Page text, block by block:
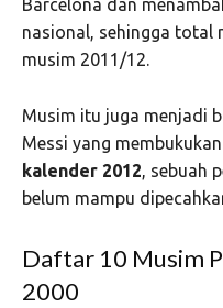
Barcelona dan
nasional, sehingga total
musim 2011/12.
Musim itu juga menjadi
Messi yang membukukan
kalender 2012, sebuah
belum mampu
Daftar 10 Musim
2000